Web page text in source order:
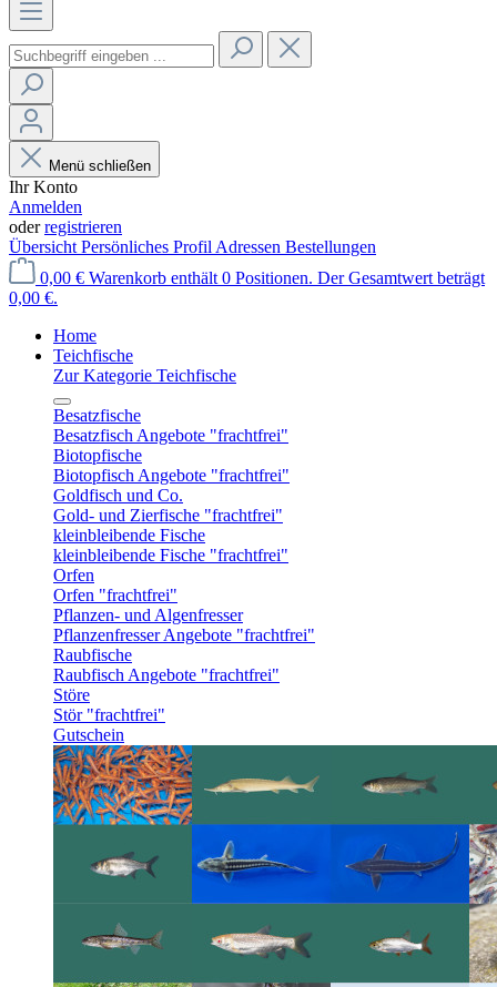
Menü schließen
Ihr Konto
Anmelden
oderregistrieren
Übersicht Persönliches Profil Adressen Bestellungen
0,00 € Warenkorb enthält 0 Positionen. Der Gesamtwert beträgt
0,00 €.
Home
Teichfische
Zur Kategorie Teichfische
Besatzfische
Besatzfisch Angebote "frachtfrei"
Biotopfische
Biotopfisch Angebote "frachtfrei"
Goldfisch und Co.
Gold- und Zierfische "frachtfrei"
kleinbleibende Fische
kleinbleibende Fische "frachtfrei"
Orfen
Orfen "frachtfrei"
Pflanzen- und Algenfresser
Pflanzenfresser Angebote "frachtfrei"
Raubfische
Raubfisch Angebote "frachtfrei"
Störe
Stör "frachtfrei"
Gutschein